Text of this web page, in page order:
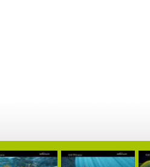
10:51 10:28